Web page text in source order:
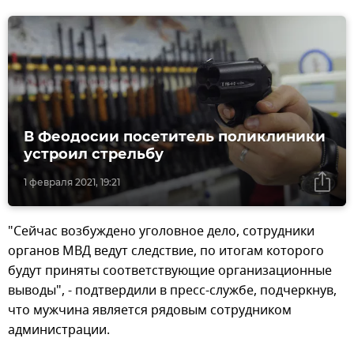
1 февраля 2021, 19:21
В Феодосии посетитель поликлиники
устроил стрельбу
"Сейчас возбуждено уголовное дело, сотрудники
органов МВД ведут следствие, по итогам которого
будут приняты соответствующие организационные
выводы", - подтвердили в пресс-службе, подчеркнув,
что мужчина является рядовым сотрудником
администрации.